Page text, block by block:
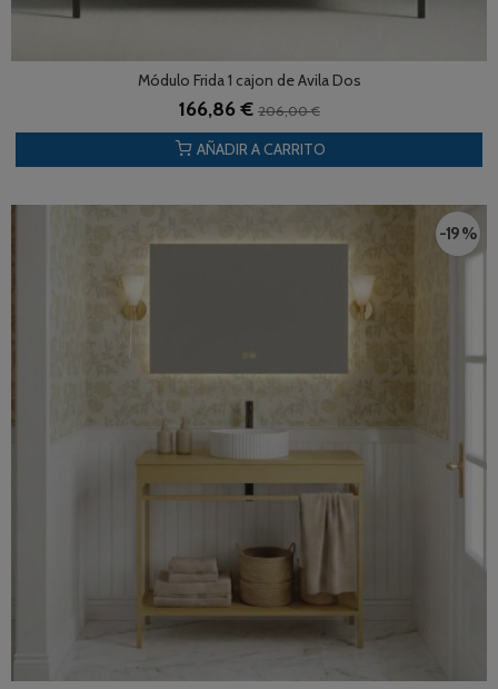
Módulo Frida 1 cajon de Avila Dos
166,86 € 206,00 €
AÑADIR A CARRITO
-19 %